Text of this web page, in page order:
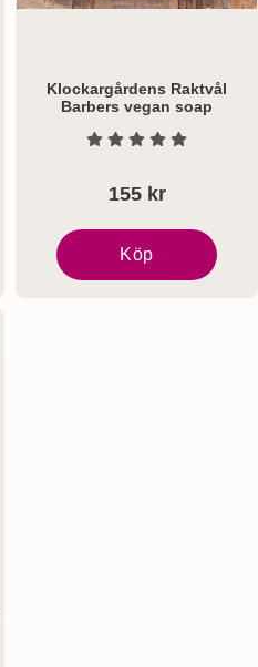
5
Barbers vegan - Refill
Klockargårdens Raktvål
Barbers vegan soap
Art. nr 7901 Betyg: 0 Stjärnor
155 kr
Köp
Klockargårdens
klockargårdens Flytande